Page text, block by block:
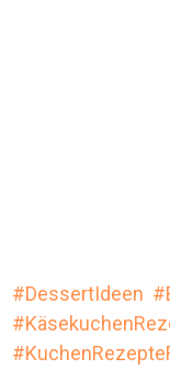
DessertIdeen